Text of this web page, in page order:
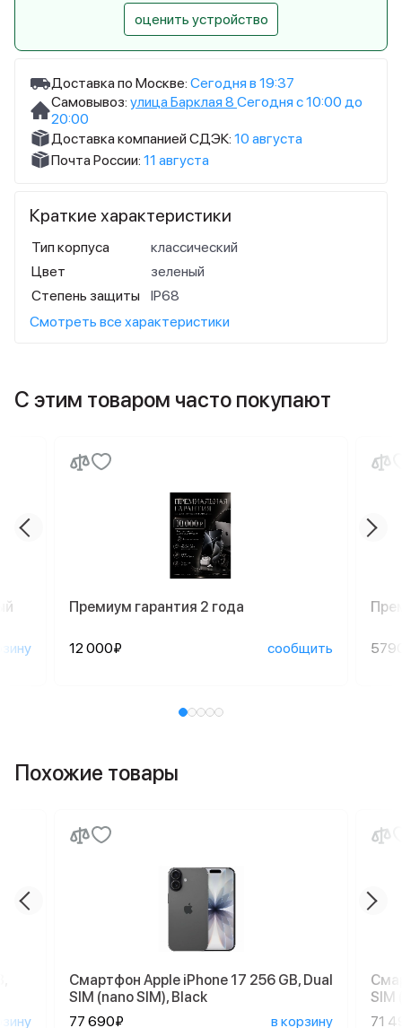
Доставка по Москве: Сегодня в 19:37
Самовывоз: улица Барклая 8 Сегодня с 10:00 до
20:00
Доставка компанией СДЭК: 10 августа
Почта России: 11 августа
Краткие характеристики
Тип корпуса
классический
Цвет
зеленый
Степень защиты
IP68
Смотреть все характеристики
оценить устройство
С этим товаром часто покупают
Премиум гарантия 2 года
12 000₽ сообщить
Похожие товары
Смартфон Apple iPhone 17 256 GB, Dual
SIM (nano SIM), Black
77 690₽
в корзину
SIM
71